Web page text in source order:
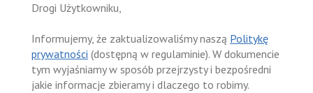
Drogi Użytkowniku,
Informujemy, że zaktualizowaliśmy naszą Politykę
prywatności (dostępną w regulaminie). W dokumencie
tym wyjaśniamy w sposób przejrzysty i bezpośredni
jakie informacje zbieramy i dlaczego to robimy.